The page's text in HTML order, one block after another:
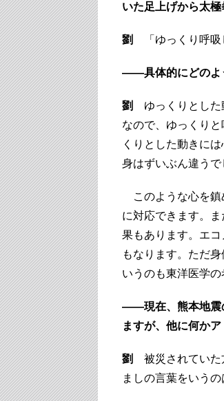
いた足上げから太極
劉 「ゆっくり呼吸
――具体的にどのよ
劉
ゆっくりとした
なので、ゆっくり
くりとした動きに
身はずいぶん違うで
このような心を鎮
に対応できます。
果もあります。エ
もなります。ただ
いうのも東洋医学の
――現在、熊本地震
ますが、他に何か
劉
被災されていた
ましの言葉をいう